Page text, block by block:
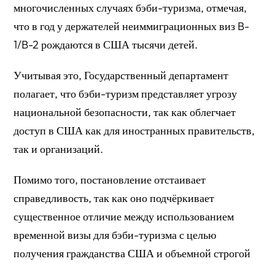
многочисленных случаях бэби-туризма, отмечая,
что в год у держателей неиммиграционных виз B-
1/B-2 рождаются в США тысячи детей.
Учитывая это, Государственный департамент
полагает, что бэби-туризм представляет угрозу
национальной безопасности, так как облегчает
доступ в США как для иностранных правительств,
так и организаций.
Помимо того, постановление отстаивает
справедливость, так как оно подчёркивает
существенное отличие между использованием
временной визы для бэби-туризма с целью
получения гражданства США и объемной строгой